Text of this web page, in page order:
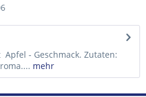
- Geschmack. Zutaten:
mehr